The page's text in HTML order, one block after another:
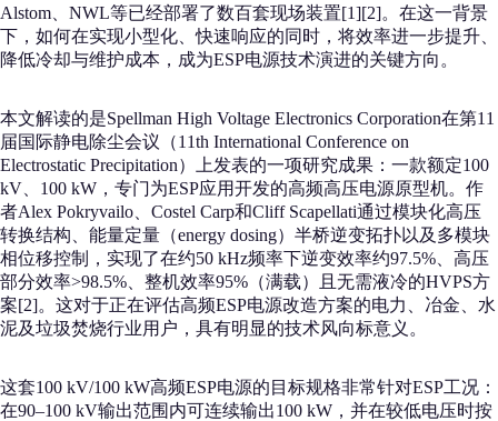
Alstom、NWL等已经部署了数百套现场装置[1][2]。在这一背景
下，如何在实现小型化、快速响应的同时，将效率进一步提升、
降低冷却与维护成本，成为ESP电源技术演进的关键方向。
本文解读的是Spellman High Voltage Electronics Corporation在第11
届国际静电除尘会议（11th International Conference on
Electrostatic Precipitation）上发表的一项研究成果：一款额定100
kV、100 kW，专门为ESP应用开发的高频高压电源原型机。作
者Alex Pokryvailo、Costel Carp和Cliff Scapellati通过模块化高压
转换结构、能量定量（energy dosing）半桥逆变拓扑以及多模块
相位移控制，实现了在约50 kHz频率下逆变效率约97.5%、高压
部分效率>98.5%、整机效率95%（满载）且无需液冷的HVPS方
案[2]。这对于正在评估高频ESP电源改造方案的电力、冶金、水
泥及垃圾焚烧行业用户，具有明显的技术风向标意义。
这套100 kV/100 kW高频ESP电源的目标规格非常针对ESP工况：
在90–100 kV输出范围内可连续输出100 kW，并在较低电压时按